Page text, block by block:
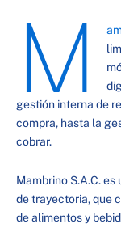
M
gestión interna de
compra, hasta la
cobrar.
Mambrino S.A.C.
de trayectoria, que
de alimentos y